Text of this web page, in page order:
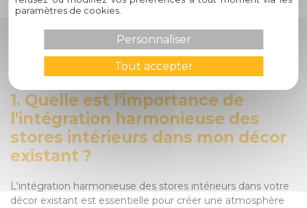
Chez Circelli Habitat, nous comprenons que vous puissiez
avoir des questions concernant nos services et nos
produits. Voici une sélection de questions fréquemment
posées pour vous aider à mieux comprendre notre
approche et notre engagement envers votre satisfaction :
1. Quelle est l'importance de
l'intégration harmonieuse des
stores intérieurs dans mon décor
existant ?
L'intégration harmonieuse des stores intérieurs dans votre
décor existant est essentielle pour créer une atmosphère
paramètres de cookies.
Tout accepter
Personnaliser